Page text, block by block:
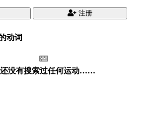
注册
动词
没有搜索过任何运动……